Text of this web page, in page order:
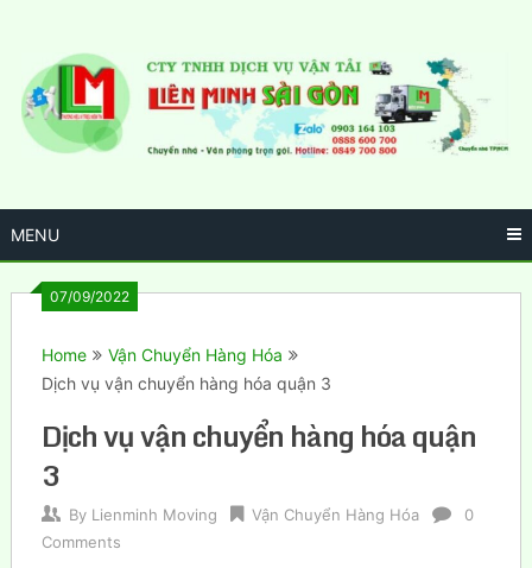
content
MENU
07/09/2022
Home
Vận Chuyển Hàng Hóa
Dịch vụ vận chuyển hàng hóa quận 3
Dịch vụ vận chuyển hàng hóa quận
3
By Lienminh Moving Vận Chuyển Hàng Hóa
0
Comments